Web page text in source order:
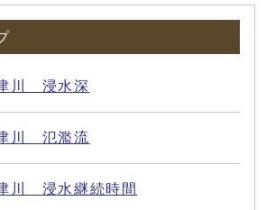
川 浸水深
川 氾濫流
川 浸水継続時間